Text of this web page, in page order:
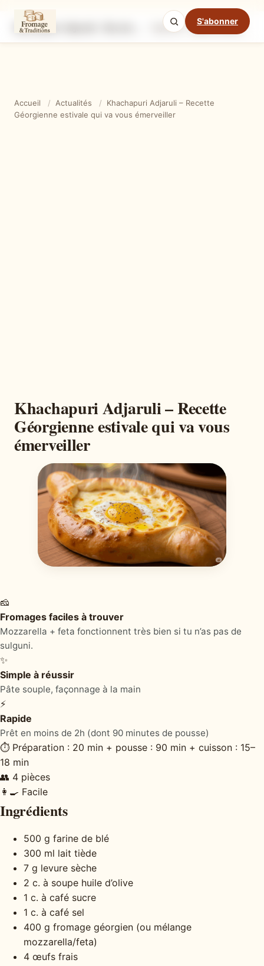
S'abonner
Ingrédients Étapes
Mode cuisine
Accueil / Actualités /
Khachapuri Adjaruli – Recette
Géorgienne estivale qui va vous émerveiller
Khachapuri Adjaruli – Recette
Géorgienne estivale qui va vous
émerveiller
🧀
Fromages faciles à trouver
Mozzarella + feta fonctionnent très bien si tu n’as pas de
sulguni.
✨
Simple à réussir
Pâte souple, façonnage à la main
⚡
Rapide
Prêt en moins de 2h (dont 90 minutes de pousse)
⏱ Préparation : 20 min + pousse : 90 min + cuisson : 15–
18 min
👥 4 pièces
👩‍🍳 Facile
Ingrédients
500 g farine de blé
300 ml lait tiède
7 g levure sèche
2 c. à soupe huile d’olive
1 c. à café sucre
1 c. à café sel
400 g fromage géorgien (ou mélange
mozzarella/feta)
4 œufs frais